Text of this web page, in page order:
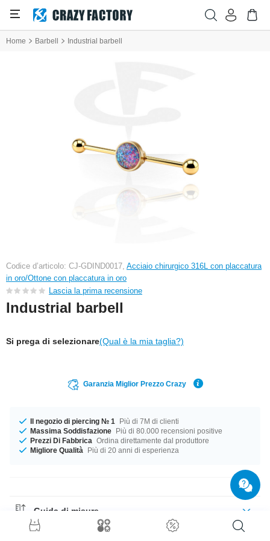
Home Barbell Industrial barbell
Codice d’articolo: CJ-GDIND0017, Acciaio chirurgico 316L con placcatura
in oro/Ottone con placcatura in oro
Lascia la prima recensione
Industrial barbell
Si prega di selezionare(Qual è la mia taglia?)
Garanzia Miglior Prezzo Crazy
Il negozio di piercing № 1
Più di 7M di clienti
Massima Soddisfazione Più di 80.000 recensioni positive
Prezzi Di Fabbrica Ordina direttamente dal produttore
Migliore Qualità
Più di 20 anni di esperienza
Guida di misure